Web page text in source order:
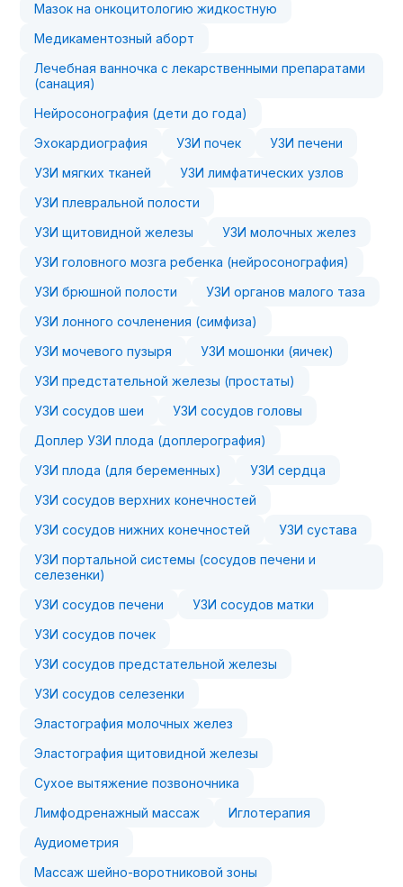
Мазок на онкоцитологию жидкостную
Медикаментозный аборт
Лечебная ванночка с лекарственными препаратами
(санация)
Нейросонография (дети до года)
Эхокардиография
УЗИ почек
УЗИ печени
УЗИ мягких тканей
УЗИ лимфатических узлов
УЗИ плевральной полости
УЗИ щитовидной железы
УЗИ молочных желез
УЗИ головного мозга ребенка (нейросонография)
УЗИ брюшной полости
УЗИ органов малого таза
УЗИ лонного сочленения (симфиза)
УЗИ мочевого пузыря
УЗИ мошонки (яичек)
УЗИ предстательной железы (простаты)
УЗИ сосудов шеи
УЗИ сосудов головы
Доплер УЗИ плода (доплерография)
УЗИ плода (для беременных)
УЗИ сердца
УЗИ сосудов верхних конечностей
УЗИ сосудов нижних конечностей
УЗИ сустава
УЗИ портальной системы (сосудов печени и
селезенки)
УЗИ сосудов печени
УЗИ сосудов матки
УЗИ сосудов почек
УЗИ сосудов предстательной железы
УЗИ сосудов селезенки
Эластография молочных желез
Эластография щитовидной железы
Сухое вытяжение позвоночника
Лимфодренажный массаж
Иглотерапия
Аудиометрия
Массаж шейно-воротниковой зоны